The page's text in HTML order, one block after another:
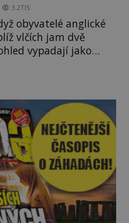
3.2TIS
obyvatelé anglické
vlčích jam dvě
vypadají jako
výjimku. Jejich
mluví
Anglie a ani
není